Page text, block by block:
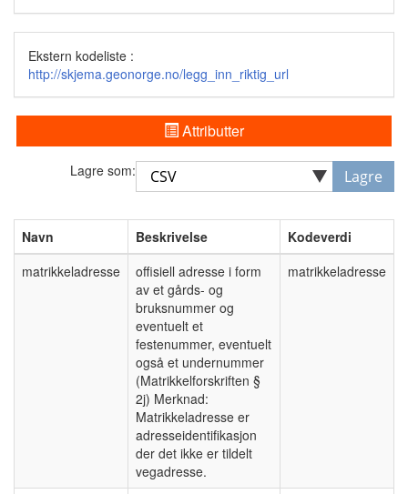
Ekstern kodeliste :
http://skjema.geonorge.no/legg_inn_riktig_url
Attributter
Lagre som: Lagre
Navn Beskrivelse
Kodeverdi
matrikkeladresse
offisiell adresse i form
av et gårds- og
bruksnummer og
eventuelt et
festenummer, eventuelt
også et undernummer
(Matrikkelforskriften §
2j) Merknad:
Matrikkeladresse er
adresseidentifikasjon
der det ikke er tildelt
vegadresse.
matrikkeladresse